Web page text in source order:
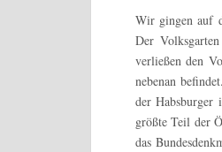
Wir gingen auf
Der
verließen den
nebenan
derHabsburger
größte Teil der
das